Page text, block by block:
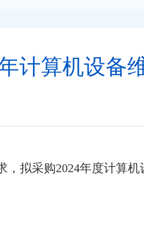
计算机设备
拟采购2024年度计算